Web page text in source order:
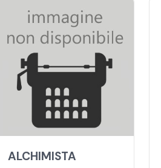
ALCHIMISTA